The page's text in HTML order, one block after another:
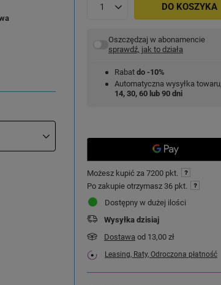
DO KOSZYKA
Oszczędzaj w abonamencie
sprawdź, jak to działa
Rabat do -10%
Automatyczna wysyłka
14, 30, 60 lub 90 dni
Możesz kupić za 7200 pkt.
Po zakupie otrzymasz 36 pkt.
Dostępny w dużej ilości
Wysyłka dzisiaj
Dostawa od 13,00 zł
Leasing, Raty, Odroczona płatność